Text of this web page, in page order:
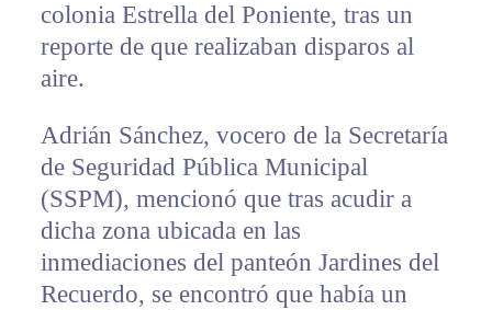
colonia Estrella del Poniente, tras un
reporte de que realizaban disparos al
aire.
Adrián Sánchez, vocero de la Secretaría
de Seguridad Pública Municipal
(SSPM), mencionó que tras acudir a
dicha zona ubicada en las
inmediaciones del panteón Jardines del
Recuerdo, se encontró que había un